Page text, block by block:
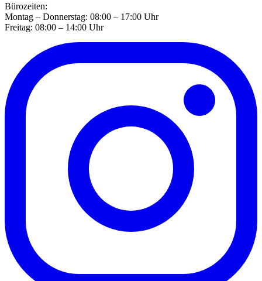
Bürozeiten:
Montag – Donnerstag: 08:00 – 17:00 Uhr
Freitag: 08:00 – 14:00 Uhr